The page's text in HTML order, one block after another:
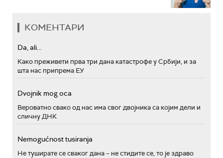
КОМЕНТАРИ
Da, ali...
Како преживети прва три дана катастрофе у Србији, и за
шта нас припрема ЕУ
Dvojnik mog oca
Вероватно свако од нас има свог двојника са којим дели и
сличну ДНК
Nemogućnost tusiranja
Не туширате се сваког дана – не стидите се, то је здраво